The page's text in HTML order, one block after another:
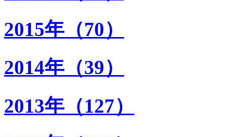
2015年（70）
2014年（39）
2013年（127）